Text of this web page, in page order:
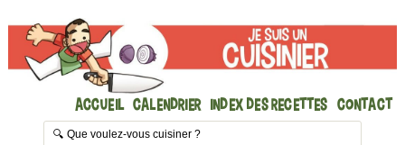
Accueil Calendrier Index des recettes Contact